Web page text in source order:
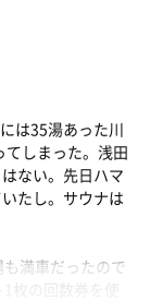
ぱい。 3セッ
サ室はいい。
急に混んでき
に座ればいいの
ない。
。
のだがタイミン
馴染みの席が空
る。シャワーは
ておこう。
いているので露
ちろん炭酸温泉
ている。「高濃
熱いぞ。温度計
度の40℃以下が
よりも熱い。お
は35湯あった川
しまった。浅田
ない。先日ハマ
たし。サウナは
満車だったので
枚の回数券を使